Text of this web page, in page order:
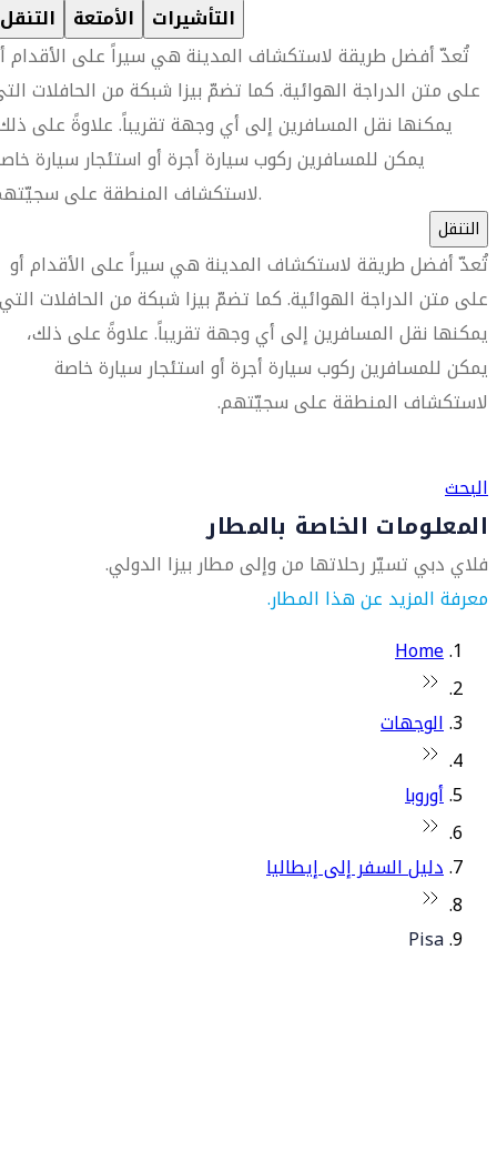
التنقل الأمتعة التأشيرات
تُعدّ أفضل طريقة لاستكشاف المدينة هي سيراً على الأقدام
على متن الدراجة الهوائية. كما تضمّ بيزا شبكة من الحافلات
يمكنها نقل المسافرين إلى أي وجهة تقريباً. علاوةً على
يمكن للمسافرين ركوب سيارة أجرة أو استئجار سيارة
لاستكشاف المنطقة على سجيّتهم.
التنقل
تُعدّ أفضل طريقة لاستكشاف المدينة هي سيراً على الأقدام أو
على متن الدراجة الهوائية. كما تضمّ بيزا شبكة من الحافلات التي
يمكنها نقل المسافرين إلى أي وجهة تقريباً. علاوةً على ذلك،
يمكن للمسافرين ركوب سيارة أجرة أو استئجار سيارة خاصة
لاستكشاف المنطقة على سجيّتهم.
البحث
المعلومات الخاصة بالمطار
فلاي دبي تسيّر رحلاتها من وإلى مطار بيزا الدولي.
معرفة المزيد عن هذا المطار.
Home
الوجهات
أوروبا
دليل السفر إلى إيطاليا
Pisa